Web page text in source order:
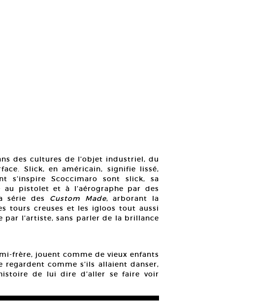
des cultures de l’objet industriel, du
Slick, en américain, signifie lissé,
s’inspire Scoccimaro sont slick, sa
pistolet et à l’aérographe par des
série des Custom Made, arborant la
tours creuses et les igloos tout aussi
l’artiste, sans parler de la brillance
frère, jouent comme de vieux enfants
regardent comme s’ils allaient danser,
de lui dire d’aller se faire voir